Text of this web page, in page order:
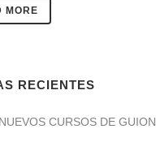
MORE
RECIENTES
CURSOS DE GUION